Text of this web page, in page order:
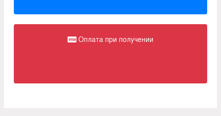
Оплата при получении